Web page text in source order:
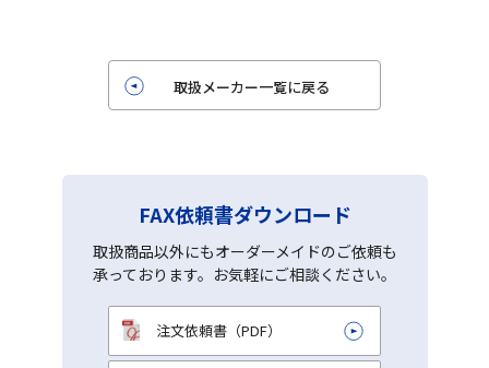
取扱メーカー一覧に戻る
FAX依頼書ダウンロード
取扱商品以外にもオーダーメイドのご依頼も
承っております。お気軽にご相談ください。
注文依頼書（PDF）